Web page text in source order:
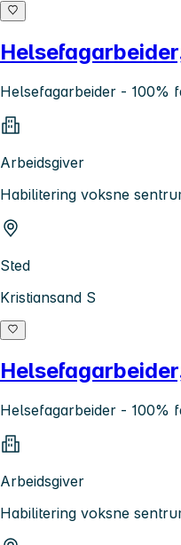
Helsefagarbeider - 100%
Arbeidsgiver
Habilitering voksne
Sted
Kristiansand S
Helsefagarbeider - 100%
Arbeidsgiver
Habilitering voksne